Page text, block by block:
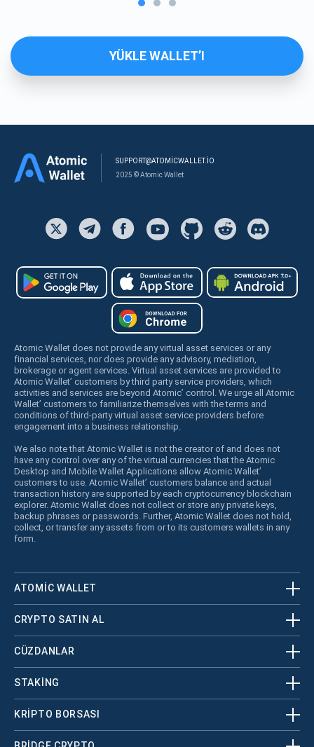
YÜKLE WALLET’I
SUPPORT@ATOMICWALLET.IO
2025 © Atomic Wallet
Atomic Wallet does not provide any virtual asset services or any
financial services, nor does provide any advisory, mediation,
brokerage or agent services. Virtual asset services are provided to
Atomic Wallet’ customers by third party service providers, which
activities and services are beyond Atomic’ control. We urge all Atomic
Wallet’ customers to familiarize themselves with the terms and
conditions of third-party virtual asset service providers before
engagement into a business relationship.
We also note that Atomic Wallet is not the creator of and does not
have any control over any of the virtual currencies that the Atomic
Desktop and Mobile Wallet Applications allow Atomic Wallet’
customers to use. Atomic Wallet’ customers balance and actual
transaction history are supported by each cryptocurrency blockchain
explorer. Atomic Wallet does not collect or store any private keys,
backup phrases or passwords. Further, Atomic Wallet does not hold,
collect, or transfer any assets from or to its customers wallets in any
form.
ATOMIC WALLET
CRYPTO SATIN AL
CÜZDANLAR
STAKING
KRİPTO BORSASI